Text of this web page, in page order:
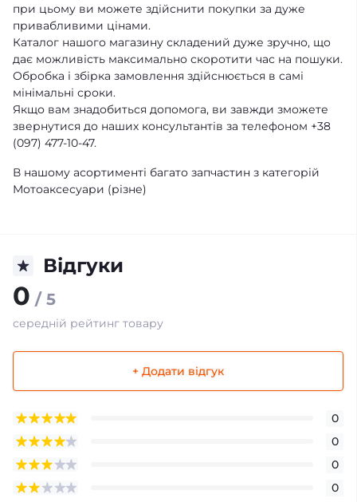
при цьому ви можете здійснити покупки за дуже
привабливими цінами.
Каталог нашого магазину складений дуже зручно, що
дає можливість максимально скоротити час на пошуки.
Обробка і збірка замовлення здійснюється в самі
мінімальні сроки.
Якщо вам знадобиться допомога, ви завжди зможете
звернутися до наших консультантів за телефоном +38
(097) 477-10-47.
В нашому асортименті багато запчастин з категорій
Мотоаксесуари (різне)
Відгуки
0 / 5
середній рейтинг товару
+ Додати відгук
0
0
0
0